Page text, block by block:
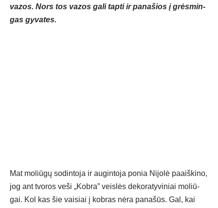
va­zos. Nors tos va­zos ga­li tap­ti ir pa­na­šios į grės­min­
gas gy­va­tes.
Mat mo­liū­gų so­din­to­ja ir au­gin­to­ja po­nia Ni­jo­lė paaiš­ki­no,
jog ant tvo­ros ve­ši „Kob­ra” veis­lės de­ko­ra­ty­vi­niai mo­liū­
gai. Kol kas šie vai­siai į kob­ras nė­ra pa­na­šūs. Gal, kai